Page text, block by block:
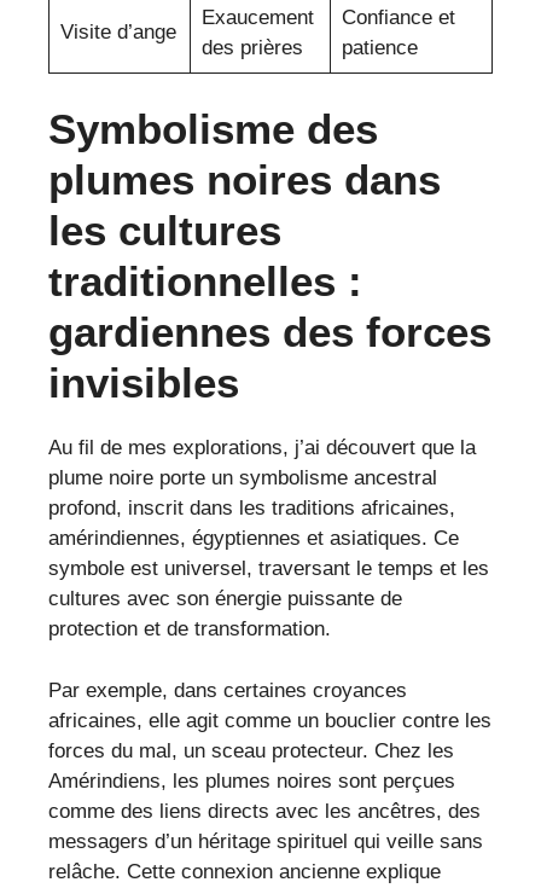
Visite d’ange
Exaucement
des prières
Confiance et
patience
Symbolisme des
plumes noires dans
les cultures
traditionnelles :
gardiennes des forces
invisibles
Au fil de mes explorations, j’ai découvert que la
plume noire porte un symbolisme ancestral
profond, inscrit dans les traditions africaines,
amérindiennes, égyptiennes et asiatiques. Ce
symbole est universel, traversant le temps et les
cultures avec son énergie puissante de
protection et de transformation.
Par exemple, dans certaines croyances
africaines, elle agit comme un bouclier contre les
forces du mal, un sceau protecteur. Chez les
Amérindiens, les plumes noires sont perçues
comme des liens directs avec les ancêtres, des
messagers d’un héritage spirituel qui veille sans
relâche. Cette connexion ancienne explique